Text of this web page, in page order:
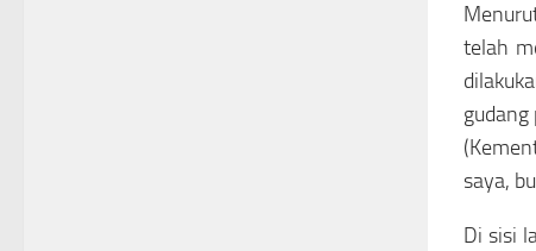
telah
gudang
saya,
Di sisi